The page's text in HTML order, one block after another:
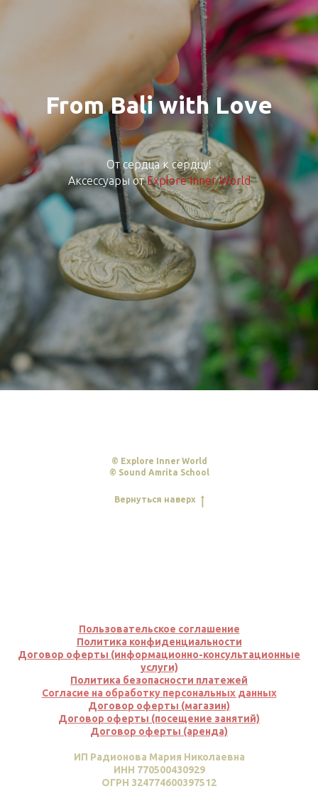
From Bali with Love
От сердца к сердцу!
Аксессуары отExplore Inner World
© Explore Inner World
© Sound Amrita School
Вернуться наверх
Пользовательское соглашение
Политика конфиденциальности
Договор оферты (информационно-консультационные
услуги)
Политика безопасности платежей
Согласие на обработку персональных данных
Договор оферты (магазин)
Договор оферты (посещение занятий)
Договор оферты (аренда)
ИП Радионова Мария Николаевна
ИНН 770500430929
ОГРН 324774600397512